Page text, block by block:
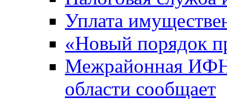
Уплата
«Новый порядок
Межрайонная
области сообщает